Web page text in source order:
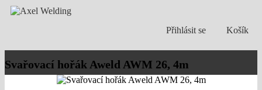
Košík
Přihlásit se
Svařovací hořák Aweld AWM 26, 4m